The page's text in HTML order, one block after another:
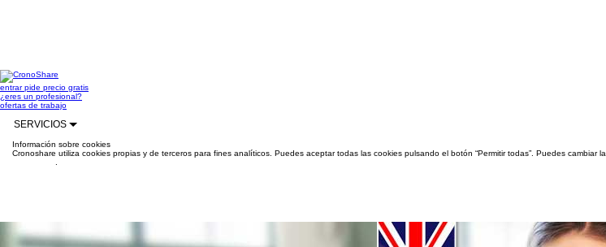
entrarpide precio gratis
¿eres un profesional?
ofertas de trabajo
SERVICIOS
Información sobre cookies
Cronoshare utiliza cookies propias y de terceros para fines analíticos. Puedes aceptar todas las cookies pulsando el botón “Permitir todas”. Puedes cambiar la